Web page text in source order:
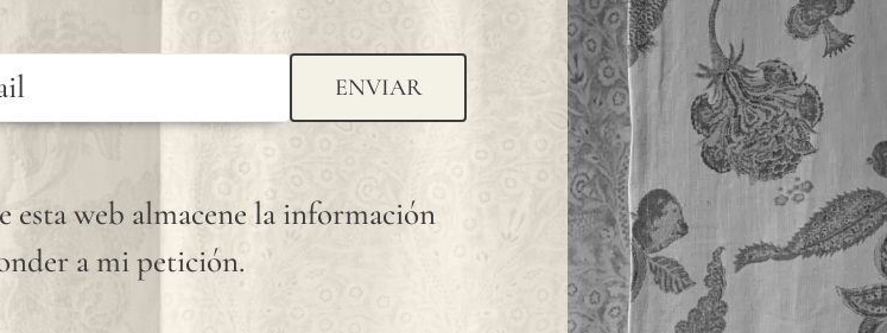
ENVIAR
web almacene la información
a mi petición.